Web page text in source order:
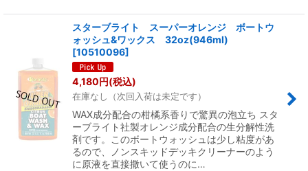
スターブライト スーパーオレンジ ボートウ
ォッシュ&ワックス 32oz(946ml)
[10510096]
4,180円(税込)
在庫なし（次回入荷は未定です）
WAX成分配合の柑橘系香りで驚異の泡立ち スタ
ーブライト社製オレンジ成分配合の生分解性洗
剤です。このボートウォッシュは少し粘度があ
るので、ノンスキッドデッキクリーナーのよう
に原液を直接撒いて使うのに…